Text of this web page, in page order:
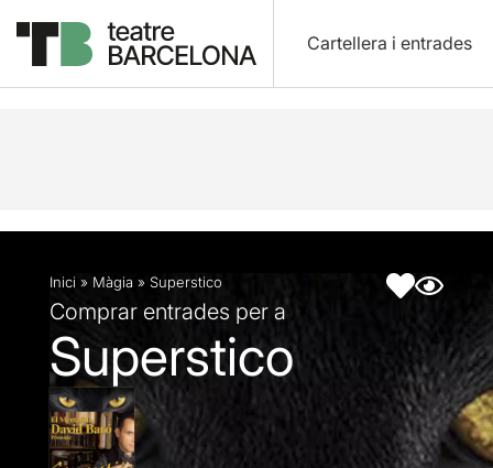
Cartellera i entrades
Descripció Fitxa artística
Inici » Màgia » Superstico
Comprar entrades per a
Superstico